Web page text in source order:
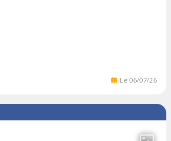
Le06/07/26